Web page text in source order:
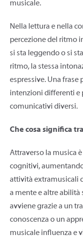
musicale.
Nella lettura e nella
percezione del ritmo
si sta leggendo o si
ritmo, la stessa
espressive. Una frase
intenzioni differenti e
comunicativi diversi.
Che cosa significa
Attraverso la musica
cognitivi,
attività extramusicali
a mente e altre
avviene grazie a un
conoscenza o un
musicale influenza e